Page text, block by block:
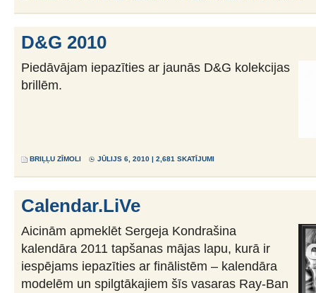
D&G 2010
Piedāvājam iepazīties ar jaunās D&G kolekcijas
brillēm.
BRIĻĻU ZĪMOLI JŪLIJS 6, 2010 | 2,681 SKATĪJUMI
Calendar.LiVe
Aicinām apmeklēt Sergeja Kondrašina
kalendāra 2011 tapšanas mājas lapu, kurā ir
iespējams iepazīties ar finālistēm – kalendāra
modelēm un spilgtākajiem šīs vasaras Ray-Ban